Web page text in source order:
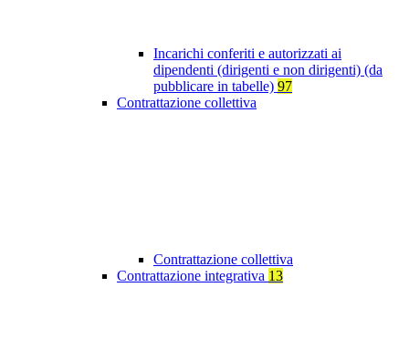
Incarichi conferiti e autorizzati ai
dipendenti (dirigenti e non dirigenti) (da
pubblicare in tabelle) 97
Contrattazione collettiva
Contrattazione collettiva
Contrattazione integrativa 13